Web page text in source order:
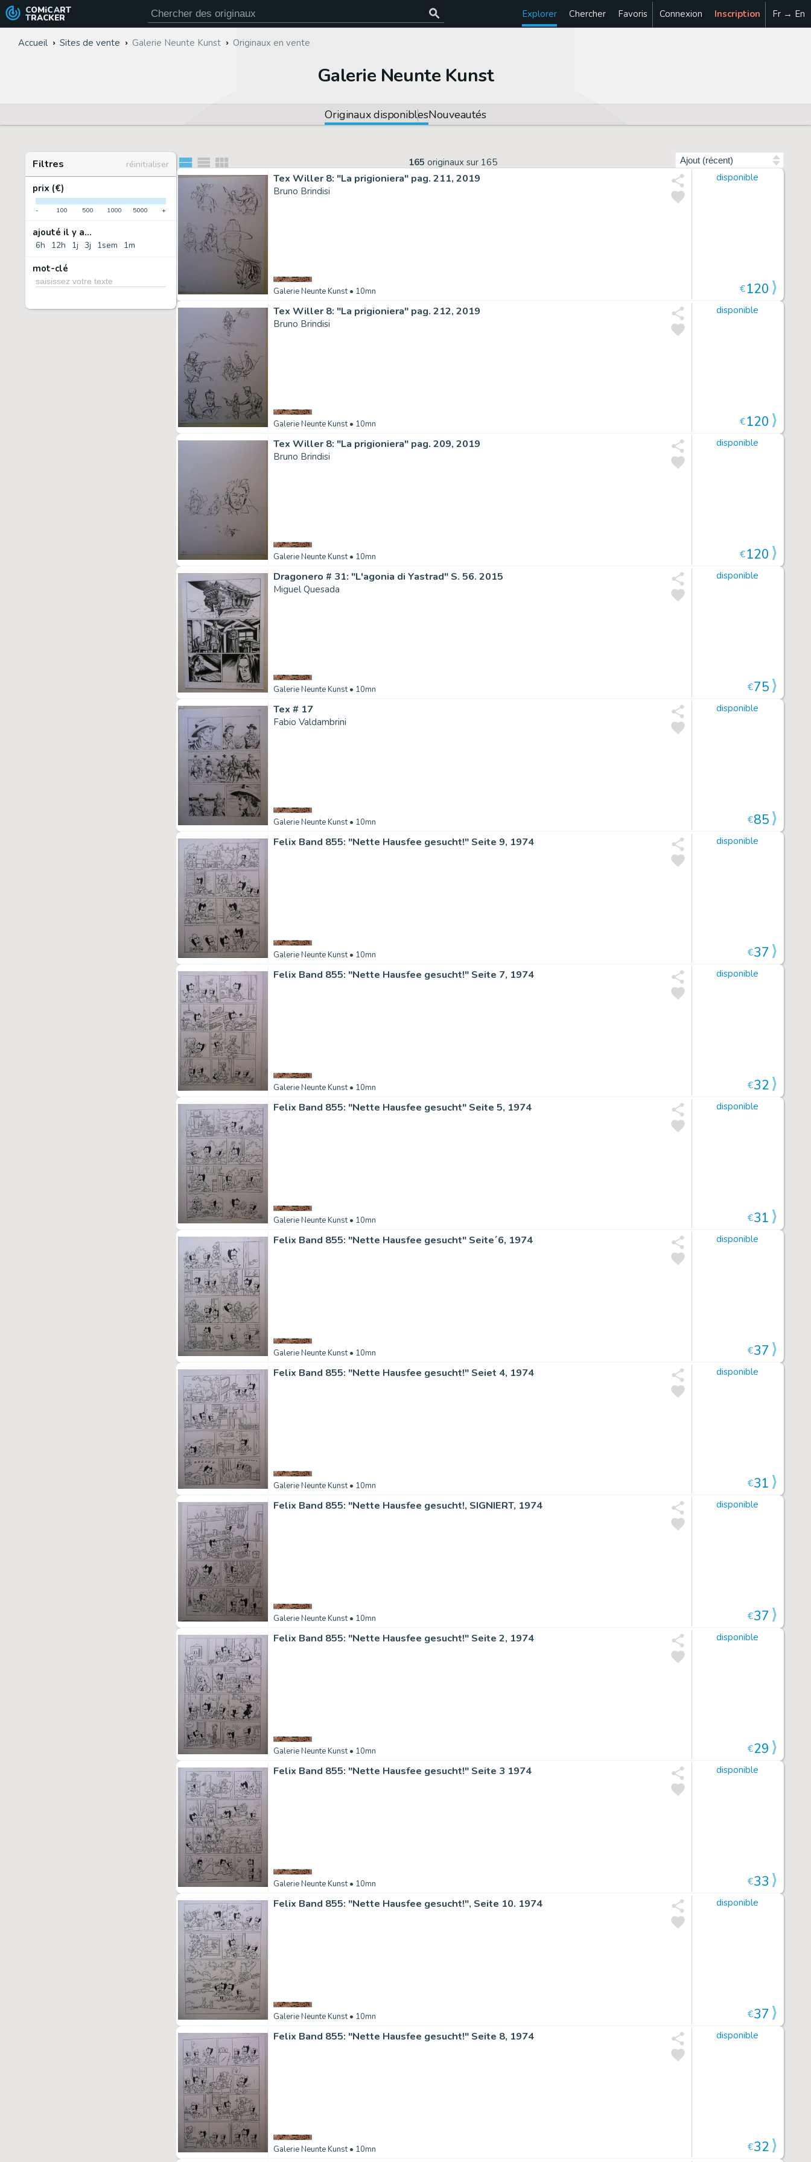
COMiC ART
TRACKER Explorer Chercher Favoris Connexion Inscription Fr → En
Accueil Sites de vente Galerie Neunte Kunst Originaux en vente
Galerie Neunte Kunst
Originaux disponiblesNouveautés
Filtres
réinitialiser
prix (€)
- 100 500 1000 5000 +
ajouté il y a...
6h 12h 1j 3j 1sem 1m
mot-clé
165 originaux sur 165
Tex Willer 8: "La prigioniera" pag. 211, 2019
Bruno Brindisi
Galerie Neunte Kunst• 10mn
disponible
€120
Tex Willer 8: "La prigioniera" pag. 212, 2019
Bruno Brindisi
Galerie Neunte Kunst• 10mn
disponible
€120
Tex Willer 8: "La prigioniera" pag. 209, 2019
Bruno Brindisi
Galerie Neunte Kunst• 10mn
disponible
€120
Dragonero # 31: "L'agonia di Yastrad" S. 56. 2015
Miguel Quesada
Galerie Neunte Kunst• 10mn
disponible
€75
Tex # 17
Fabio Valdambrini
Galerie Neunte Kunst• 10mn
disponible
€85
Felix Band 855: "Nette Hausfee gesucht!" Seite 9, 1974
Galerie Neunte Kunst• 10mn
disponible
€37
Felix Band 855: "Nette Hausfee gesucht!" Seite 7, 1974
Galerie Neunte Kunst• 10mn
disponible
€32
Felix Band 855: "Nette Hausfee gesucht" Seite 5, 1974
Galerie Neunte Kunst• 10mn
disponible
€31
Felix Band 855: "Nette Hausfee gesucht" Seite´6, 1974
Galerie Neunte Kunst• 10mn
disponible
€37
Felix Band 855: "Nette Hausfee gesucht!" Seiet 4, 1974
Galerie Neunte Kunst• 10mn
disponible
€31
Felix Band 855: "Nette Hausfee gesucht!, SIGNIERT, 1974
Galerie Neunte Kunst• 10mn
disponible
€37
Felix Band 855: "Nette Hausfee gesucht!" Seite 2, 1974
Galerie Neunte Kunst• 10mn
disponible
€29
Felix Band 855: "Nette Hausfee gesucht!" Seite 3 1974
Galerie Neunte Kunst• 10mn
disponible
€33
Felix Band 855: "Nette Hausfee gesucht!", Seite 10. 1974
Galerie Neunte Kunst• 10mn
disponible
€37
Felix Band 855: "Nette Hausfee gesucht!" Seite 8, 1974
Galerie Neunte Kunst• 10mn
disponible
€32